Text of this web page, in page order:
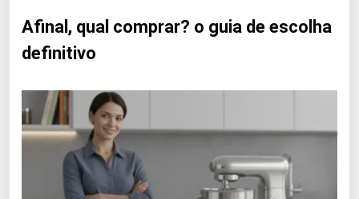
Afinal, qual comprar? o guia de escolha
definitivo